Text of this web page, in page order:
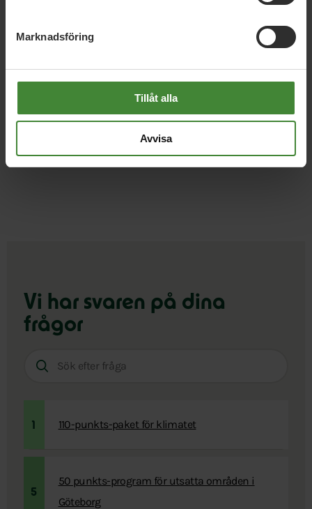
Marknadsföring
Tillåt alla
Avvisa
Läs mer:Cykel
Läs mer:Kollektivtrafik
Vi har svaren på dina
frågor
1 110-punkts-paket för klimatet
5
50 punkts-program för utsatta områden i
Göteborg